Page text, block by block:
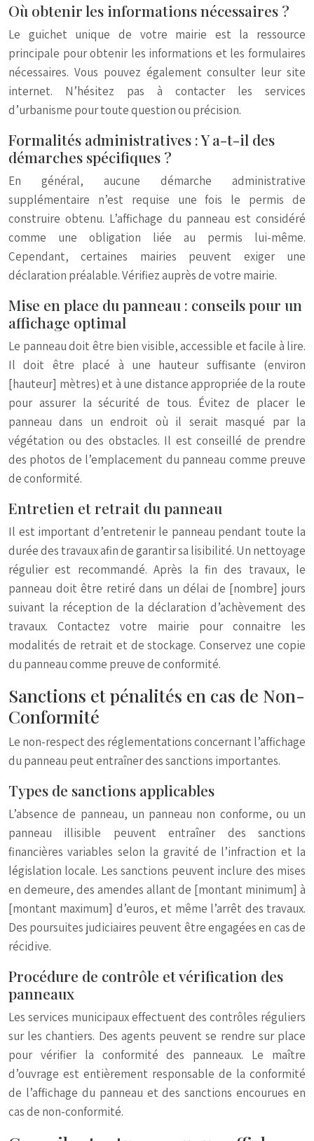
Où obtenir les informations nécessaires ?
Le guichet unique de votre mairie est la ressource
principale pour obtenir les informations et les formulaires
nécessaires. Vous pouvez également consulter leur site
internet. N’hésitez pas à contacter les services
d’urbanisme pour toute question ou précision.
Formalités administratives : Y a-t-il des
démarches spécifiques ?
En général, aucune démarche administrative
supplémentaire n’est requise une fois le permis de
construire obtenu. L’affichage du panneau est considéré
comme une obligation liée au permis lui-même.
Cependant, certaines mairies peuvent exiger une
déclaration préalable. Vérifiez auprès de votre mairie.
Mise en place du panneau : conseils pour un
affichage optimal
Le panneau doit être bien visible, accessible et facile à lire.
Il doit être placé à une hauteur suffisante (environ
[hauteur] mètres) et à une distance appropriée de la route
pour assurer la sécurité de tous. Évitez de placer le
panneau dans un endroit où il serait masqué par la
végétation ou des obstacles. Il est conseillé de prendre
des photos de l’emplacement du panneau comme preuve
de conformité.
Entretien et retrait du panneau
Il est important d’entretenir le panneau pendant toute la
durée des travaux afin de garantir sa lisibilité. Un nettoyage
régulier est recommandé. Après la fin des travaux, le
panneau doit être retiré dans un délai de [nombre] jours
suivant la réception de la déclaration d’achèvement des
travaux. Contactez votre mairie pour connaitre les
modalités de retrait et de stockage. Conservez une copie
du panneau comme preuve de conformité.
Sanctions et pénalités en cas de Non-
Conformité
Le non-respect des réglementations concernant l’affichage
du panneau peut entraîner des sanctions importantes.
Types de sanctions applicables
L’absence de panneau, un panneau non conforme, ou un
panneau illisible peuvent entraîner des sanctions
financières variables selon la gravité de l’infraction et la
législation locale. Les sanctions peuvent inclure des mises
en demeure, des amendes allant de [montant minimum] à
[montant maximum] d’euros, et même l’arrêt des travaux.
Des poursuites judiciaires peuvent être engagées en cas de
récidive.
Procédure de contrôle et vérification des
panneaux
Les services municipaux effectuent des contrôles réguliers
sur les chantiers. Des agents peuvent se rendre sur place
pour vérifier la conformité des panneaux. Le maître
d’ouvrage est entièrement responsable de la conformité
de l’affichage du panneau et des sanctions encourues en
cas de non-conformité.